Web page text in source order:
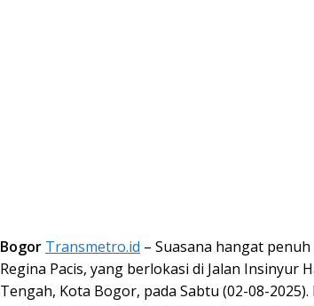
Bogor Transmetro.id – Suasana hangat
Regina Pacis, yang berlokasi di Jalan Insinyur
Tengah, Kota Bogor, pada Sabtu (02-08-